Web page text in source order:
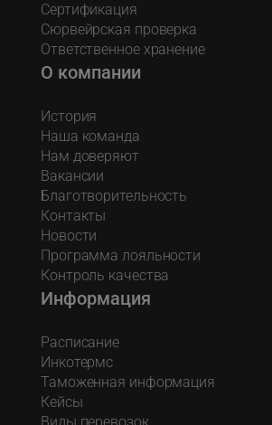
Сертификация
Сюрвейрская проверка
Ответственное хранение
О компании
История
Наша команда
Нам доверяют
Вакансии
Благотворительность
Контакты
Новости
Программа лояльности
Контроль качества
Информация
Расписание
Инкотермс
Таможенная информация
Кейсы